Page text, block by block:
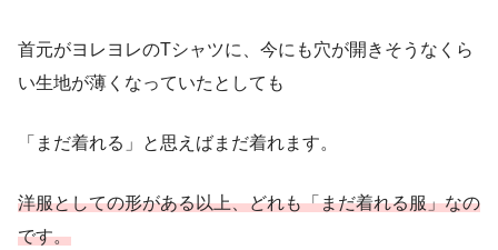
首元がヨレヨレのTシャツに、今にも穴が開きそうなくら
い生地が薄くなっていたとしても
「まだ着れる」と思えばまだ着れます。
洋服としての形がある以上、どれも「まだ着れる服」なの
です。